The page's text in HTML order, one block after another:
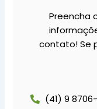
Preencha
contato! Se
(41) 9